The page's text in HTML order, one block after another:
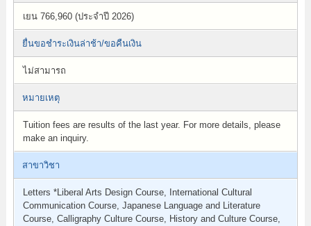
เยน 766,960 (ประจำปี 2026)
ยื่นขอชำระเงินล่าช้า/ขอคืนเงิน
ไม่สามารถ
หมายเหตุ
Tuition fees are results of the last year. For more details, please
make an inquiry.
สาขาวิชา
Letters *Liberal Arts Design Course, International Cultural
Communication Course, Japanese Language and Literature
Course, Calligraphy Culture Course, History and Culture Course,